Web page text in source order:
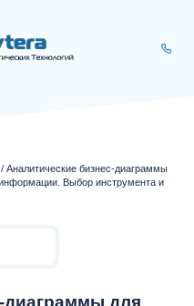
/ Аналитические бизнес-диаграммы
Выбор инструмента и
диаграммы для